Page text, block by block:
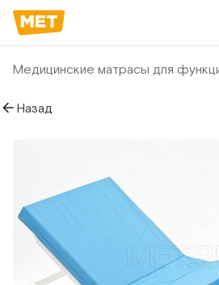
Медицинские матрасы для
Назад